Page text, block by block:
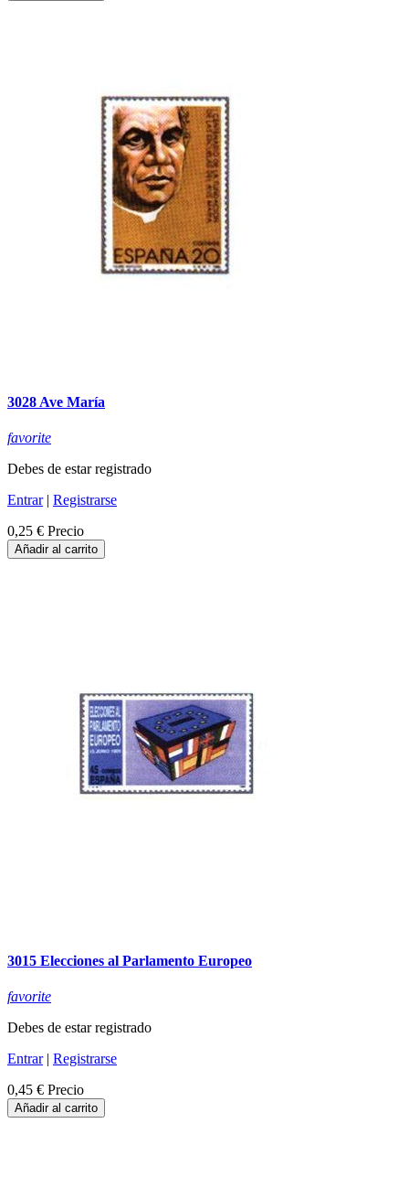
3028 Ave María
favorite
Debes de estar registrado
Entrar| Registrarse
0,25 € Precio
Añadir al carrito
3015 Elecciones al Parlamento Europeo
favorite
Debes de estar registrado
Entrar| Registrarse
0,45 € Precio
Añadir al carrito